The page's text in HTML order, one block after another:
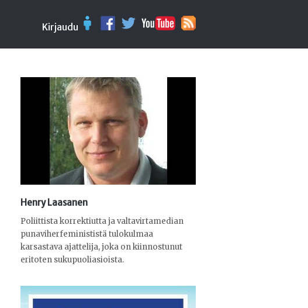
Kirjaudu
Henry Laasanen
Poliittista korrektiutta ja valtavirtamedian
punaviherfeminististä tulokulmaa
karsastava ajattelija, joka on kiinnostunut
eritoten sukupuoliasioista.